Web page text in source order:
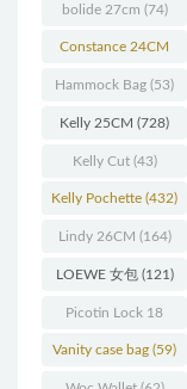
bolide 27cm (74)
Constance 24CM
(216)
Hammock Bag (53)
Kelly 25CM (728)
Kelly Cut(43)
Kelly Pochette (432)
Lindy 26CM (164)
LOEWE 女包(121)
Picotin Lock 18
(202)
Vanity case bag (59)